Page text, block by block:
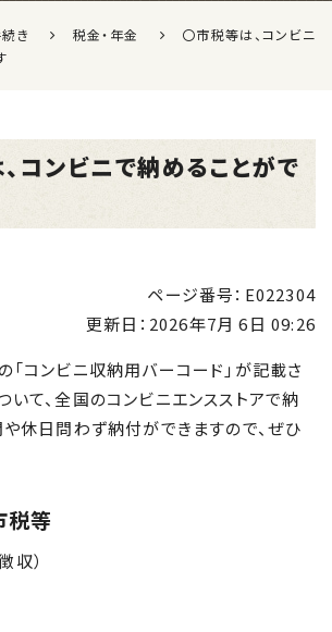
続き 税金・年金
〇市税等は、コンビニ
コンビニで納めることがで
ページ番号：E022304
更新日： 2026年7月 6日 09:26
コンビニ収納用バーコード」が記載さ
て、全国のコンビニエンスストアで納
や休日問わず納付ができますので、ぜひ
税等
収）